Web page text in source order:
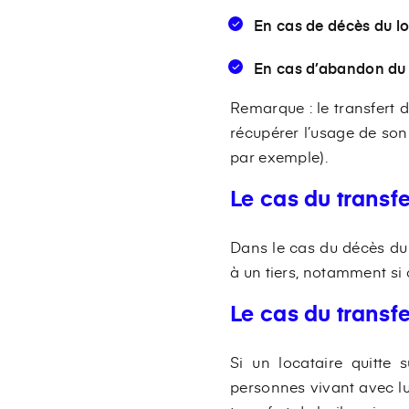
En cas de décès du
En cas d’abandon
Remarque : le transfert
récupérer l’usage de
par exemple).
Le cas du
Dans le cas du décès
à un tiers, notamment
Le cas du
Si un locataire quitte
personnes vivant avec